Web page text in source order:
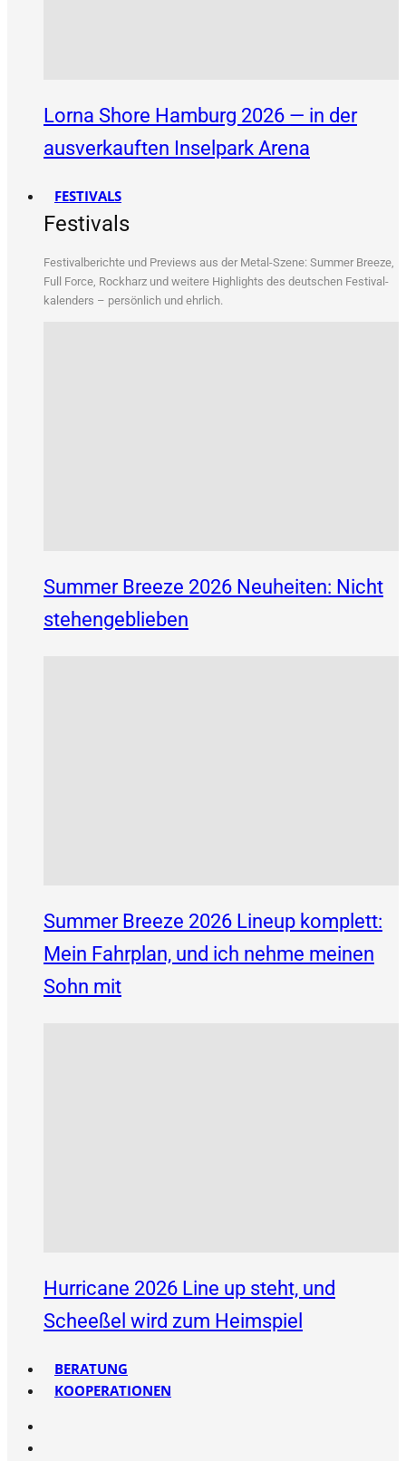
Lorna Shore Hamburg 2026 — in der
ausverkauften Inselpark Arena
FESTIVALS
Festivals
Fes­ti­val­be­rich­te und Pre­views aus der Metal-Sze­ne: Sum­mer Bree­ze,
Full Force, Rock­harz und wei­te­re High­lights des deut­schen Fes­ti­val­
ka­len­ders – per­sön­lich und ehrlich.
Summer Breeze 2026 Neuheiten: Nicht
stehengeblieben
Summer Breeze 2026 Lineup komplett:
Mein Fahrplan, und ich nehme meinen
Sohn mit
Hurricane 2026 Line up steht, und
Scheeßel wird zum Heimspiel
BERATUNG
KOOPERATIONEN